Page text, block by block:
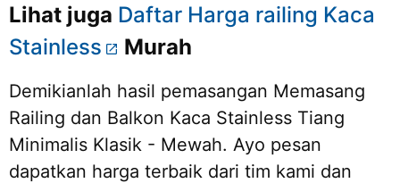
Lihat juga Daftar Harga railing Kaca
Stainless
Murah
Demikianlah hasil pemasangan Memasang
Railing dan Balkon Kaca Stainless Tiang
Minimalis Klasik - Mewah. Ayo pesan
dapatkan harga terbaik dari tim kami dan